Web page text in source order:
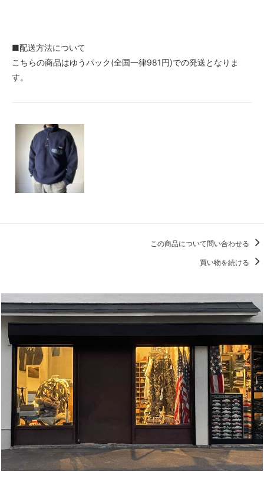
■配送方法について
こちらの商品はゆうパック(全国一律981円)での発送となりま
す。
この商品について問い合わせる
買い物を続ける